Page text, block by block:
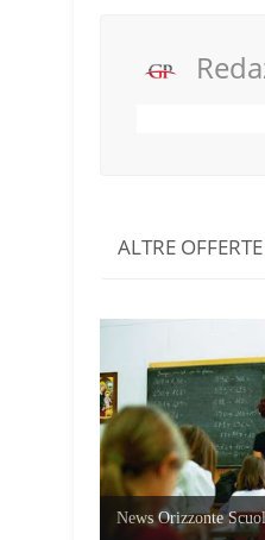
ALTRE OFFERTE
News Orizzonte